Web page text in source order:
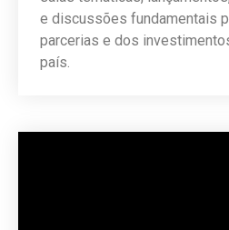
e discussões fundamentais
parcerias e dos
país.